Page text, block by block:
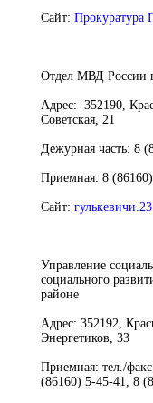
Сайт: Прокуратура
Отдел МВД России
Адрес: 352190,
Советская, 21
Дежурная часть: 8
Приемная: 8
Сайт:
Управление
социального
районе
Адрес: 352192,
Энергетиков, 33
Приемная: тел./
(86160) 5-45-41, 8